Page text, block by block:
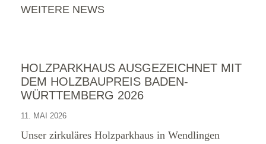
WEITERE NEWS
HOLZPARKHAUS AUSGEZEICHNET MIT
DEM HOLZBAUPREIS BADEN-
WÜRTTEMBERG 2026
11. MAI 2026
Unser zirkuläres Holzparkhaus in Wendlingen